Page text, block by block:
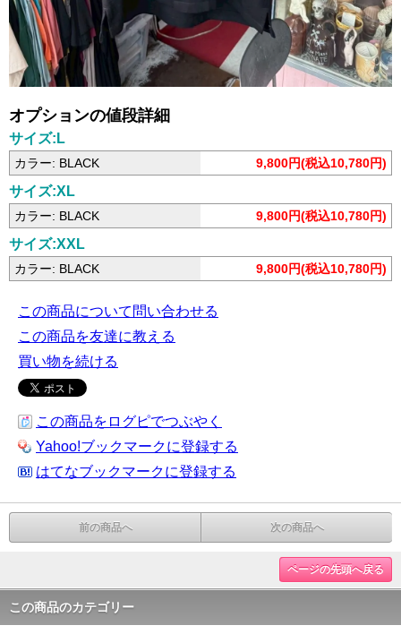
オプションの値段詳細
サイズ:L
カラー: BLACK 9,800円(税込10,780円)
サイズ:XL
カラー: BLACK 9,800円(税込10,780円)
サイズ:XXL
カラー: BLACK 9,800円(税込10,780円)
この商品について問い合わせる
この商品を友達に教える
買い物を続ける
この商品をログピでつぶやく
Yahoo!ブックマークに登録する
はてなブックマークに登録する
前の商品へ 次の商品へ
ページの先頭へ戻る
この商品のカテゴリー